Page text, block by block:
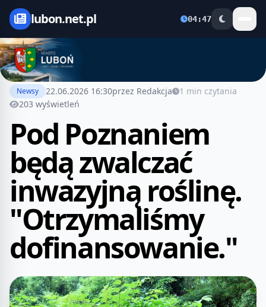
lubon.net.pl 04:47
Newsy 22.06.2026 16:30przez Redakcja
1 min czytania
203 wyświetleń
Pod Poznaniem
będą zwalczać
inwazyjną roślinę.
"Otrzymaliśmy
dofinansowanie."